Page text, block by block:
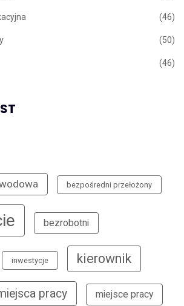
(46)
(50)
(46)
bezpośredni przełożony
bezrobotni
inwestycje kierownik
pracy miejsce pracy